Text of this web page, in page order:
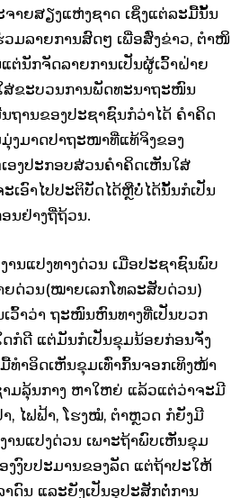
າຍສຽງແຫ່ງຊາດ ເຊິ່ງແຕ່ລະມື້ນັ້ນ
ມລາຍການສົດໆ ເພື່ອສົ່ງຂ່າວ, ຕຳໜິ
ຕ່ນັກຈັດລາຍການເປັນຜູ້ເວົ້າຝ່າຍ
ສ່ຂະບວນການພັດທະນາຖະໜົນ
ຖານຂອງປະຊາຊົນກໍວ່າໄດ້ ຄຳຄິດ
ງມາດປາຖະໜາທີ່ແທ້ຈິງຂອງ
ງປະກອບສ່ວນຄຳຄິດເຫັນໃສ່
ເອົາໄປປະຕິບັດໄດ້ຫຼືບໍ່ໄດ້ນັ້ນກໍເປັນ
ນຢ່າງຖີ່ຖ້ວນ.
ນແປງທາງດ່ວນ ເມື່ອປະຊາຊົນພົບ
ຍດ່ວນ(ໝາຍເລກໂທລະສັບດ່ວນ)
ວົ້າວ່າ ຖະໜົນຫົນທາງທີ່ເປັນບວກ
ດກໍດີ ແຕ່ມັນກໍເປັນຂຸມນ້ອຍກ່ອນຈັ່ງ
ທຳອິດເຫັນຂຸມເທົ່າກົ້ນຈອກເທິງໜ້າ
ມລຸ້ນກາງ ຫາໃຫຍ່ ແລ້ວແຕ່ວ່າຈະມີ
, ໄຟຟ້າ, ໂຮງໝໍ, ຕຳຫຼວດ ກໍຍັງມີ
ນແປງດ່ວນ ເພາະຖ້າພົບເຫັນຂຸມ
ງົບປະມານຂອງລັດ ແຕ່ຖ້າປະໃຫ້
ດົນ ແລະຍັງເປັນອຸປະສັກຕໍ່ການ